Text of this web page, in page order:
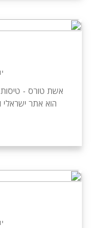
אשת טורס -
הוא אתר ישראלי